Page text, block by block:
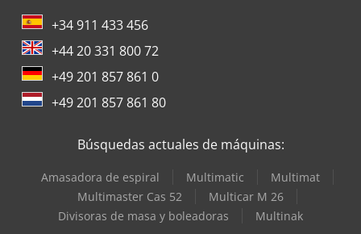
+34 911 433 456
+44 20 331 800 72
+49 201 857 861 0
+49 201 857 861 80
Búsquedas actuales de máquinas:
Amasadora de espiral Multimatic
Multimat
Multimaster Cas 52
Multicar M 26
Divisoras de masa y boleadoras
Multinak